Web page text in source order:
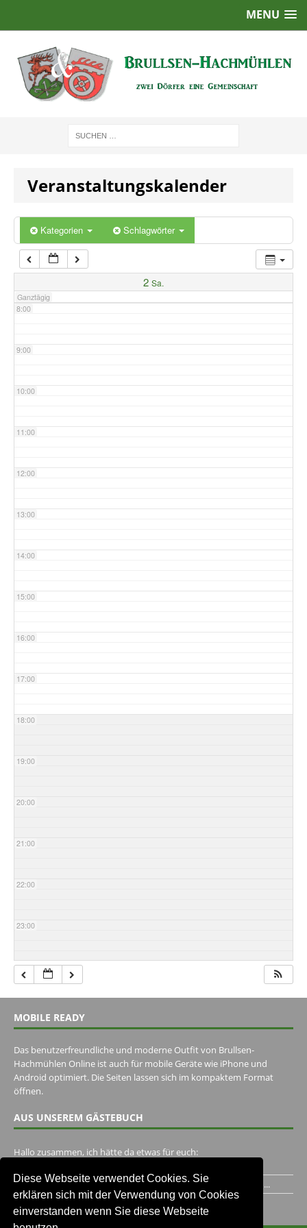
Diese Webseite verwendet Cookies. Sie
erklären sich mit der Verwendung von Cookies
einverstanden wenn Sie diese Webseite
MENU
Veranstaltungskalender
Kategorien Schlagwörter
2 Sa.
Ganztägig
2:00
5:00
7:00
8:00
9:00
10:00
11:00
12:00
13:00
14:00
15:00
16:00
17:00
18:00
19:00
20:00
21:00
22:00
23:00
MOBILE READY
Das benutzerfreundliche und moderne Outfit von Brullsen-
Hachmühlen Online ist auch für mobile Geräte wie iPhone und
Android optimiert. Die Seiten lassen sich im kompaktem Format
öffnen.
AUS UNSEREM GÄSTEBUCH
Hallo zusammen, ich hätte da etwas für euch:
Ich habe ein Jahr im Gasthaus Hugo Pape verbracht..Habe ihn...
Unser Gästebuch besuchen